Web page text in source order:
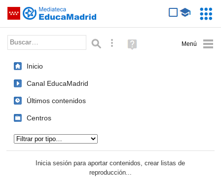
Saltar navegación
Palabra o frase: Búsqueda avanzada
Ayuda
(en
Inicio
Canal EducaMadrid
Últimos contenidos
Centros
Inicia sesión para aportar contenidos, crear listas de
reproducción...